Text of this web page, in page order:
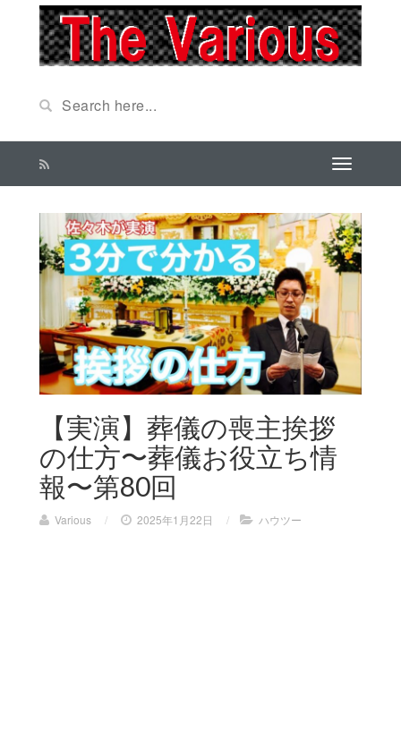
【実演】葬儀の喪主挨拶
の仕方〜葬儀お役立ち情
報〜第80回
Various / 2025年1月22日 / ハウツー